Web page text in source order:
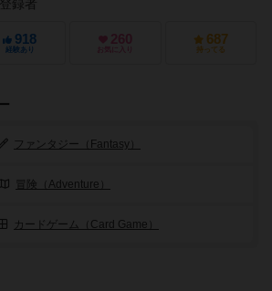
録者
918
経験あり
260
お気に入り
687
持ってる
ファンタジー（Fantasy）
冒険（Adventure）
カードゲーム（Card Game）